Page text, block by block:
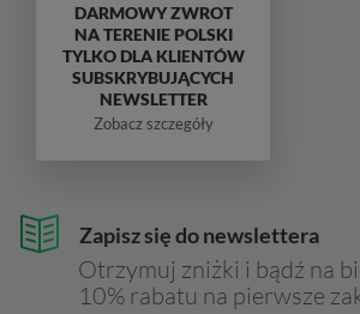
Zapisz się do newslettera
Otrzymuj zniżki i bądź na
10% rabatu na pierwsze
DARMOWY ZWROT
NA TERENIE POLSKI
TYLKO DLA KLIENTÓW
SUBSKRYBUJĄCYCH
NEWSLETTER
Zobacz szczegóły